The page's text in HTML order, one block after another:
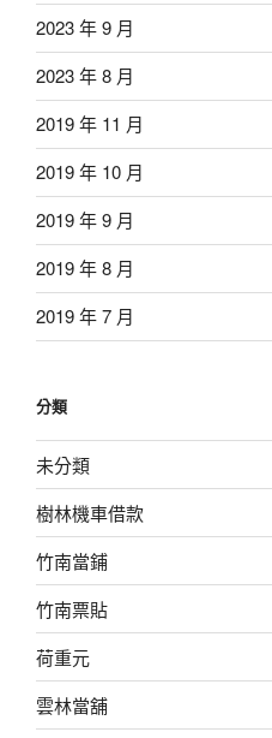
2023 年 9 月
2023 年 8 月
2019 年 11 月
2019 年 10 月
2019 年 9 月
2019 年 8 月
2019 年 7 月
分類
未分類
樹林機車借款
竹南當鋪
竹南票貼
荷重元
雲林當舖